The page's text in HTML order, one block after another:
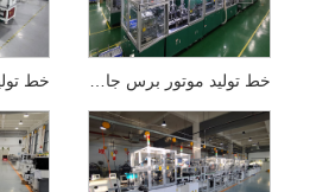
خط تولید موتور برس جاروبرقی